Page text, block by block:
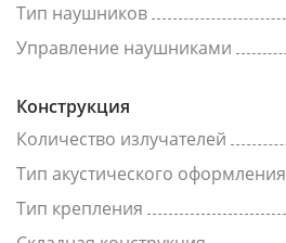
Тип наушников
Управление наушниками
Конструкция
Количество излучателей
Тип акустического оформления
Тип крепления